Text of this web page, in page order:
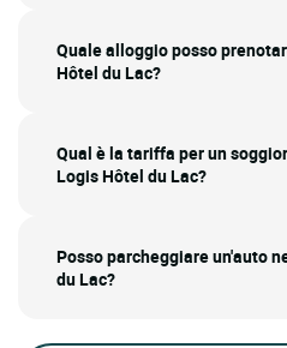
Quale alloggio posso
Hôtel du Lac?
Qual è la tariffa per un
Logis Hôtel du Lac?
Posso parcheggiare un'auto
du Lac?